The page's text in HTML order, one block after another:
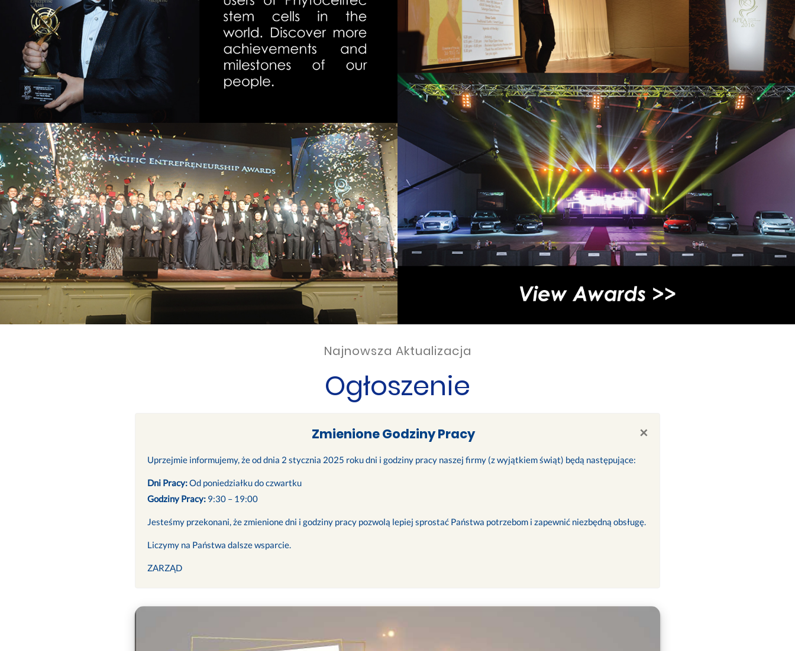
Najnowsza Aktualizacja
Ogłoszenie
×
Zmienione Godziny Pracy
Uprzejmie informujemy, że od dnia 2 stycznia 2025 roku dni i godziny pracy naszej firmy (z wyjątkiem świąt) będą następujące:
Dni Pracy:Od poniedziałku do czwartku
Godziny Pracy: 9:30 – 19:00
Jesteśmy przekonani, że zmienione dni i godziny pracy pozwolą lepiej sprostać Państwa potrzebom i zapewnić niezbędną obsługę.
Liczymy na Państwa dalsze wsparcie.
ZARZĄD